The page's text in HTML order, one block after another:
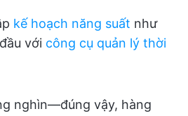
kế hoạch năng suất như
với công cụ quản lý thời
nghìn—đúng vậy, hàng